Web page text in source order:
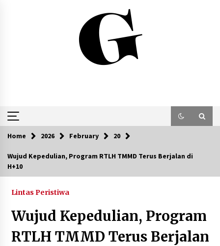
Home 2026 February 20
Wujud Kepedulian, Program RTLH TMMD Terus Berjalan di
H+10
Lintas Peristiwa
Wujud Kepedulian, Program
RTLH TMMD Terus Berjalan